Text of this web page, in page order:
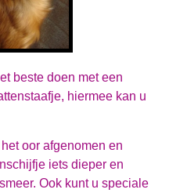
beste doen met een
hiermee kan u
oor afgenomen en
iets dieper en
Ook kunt u speciale